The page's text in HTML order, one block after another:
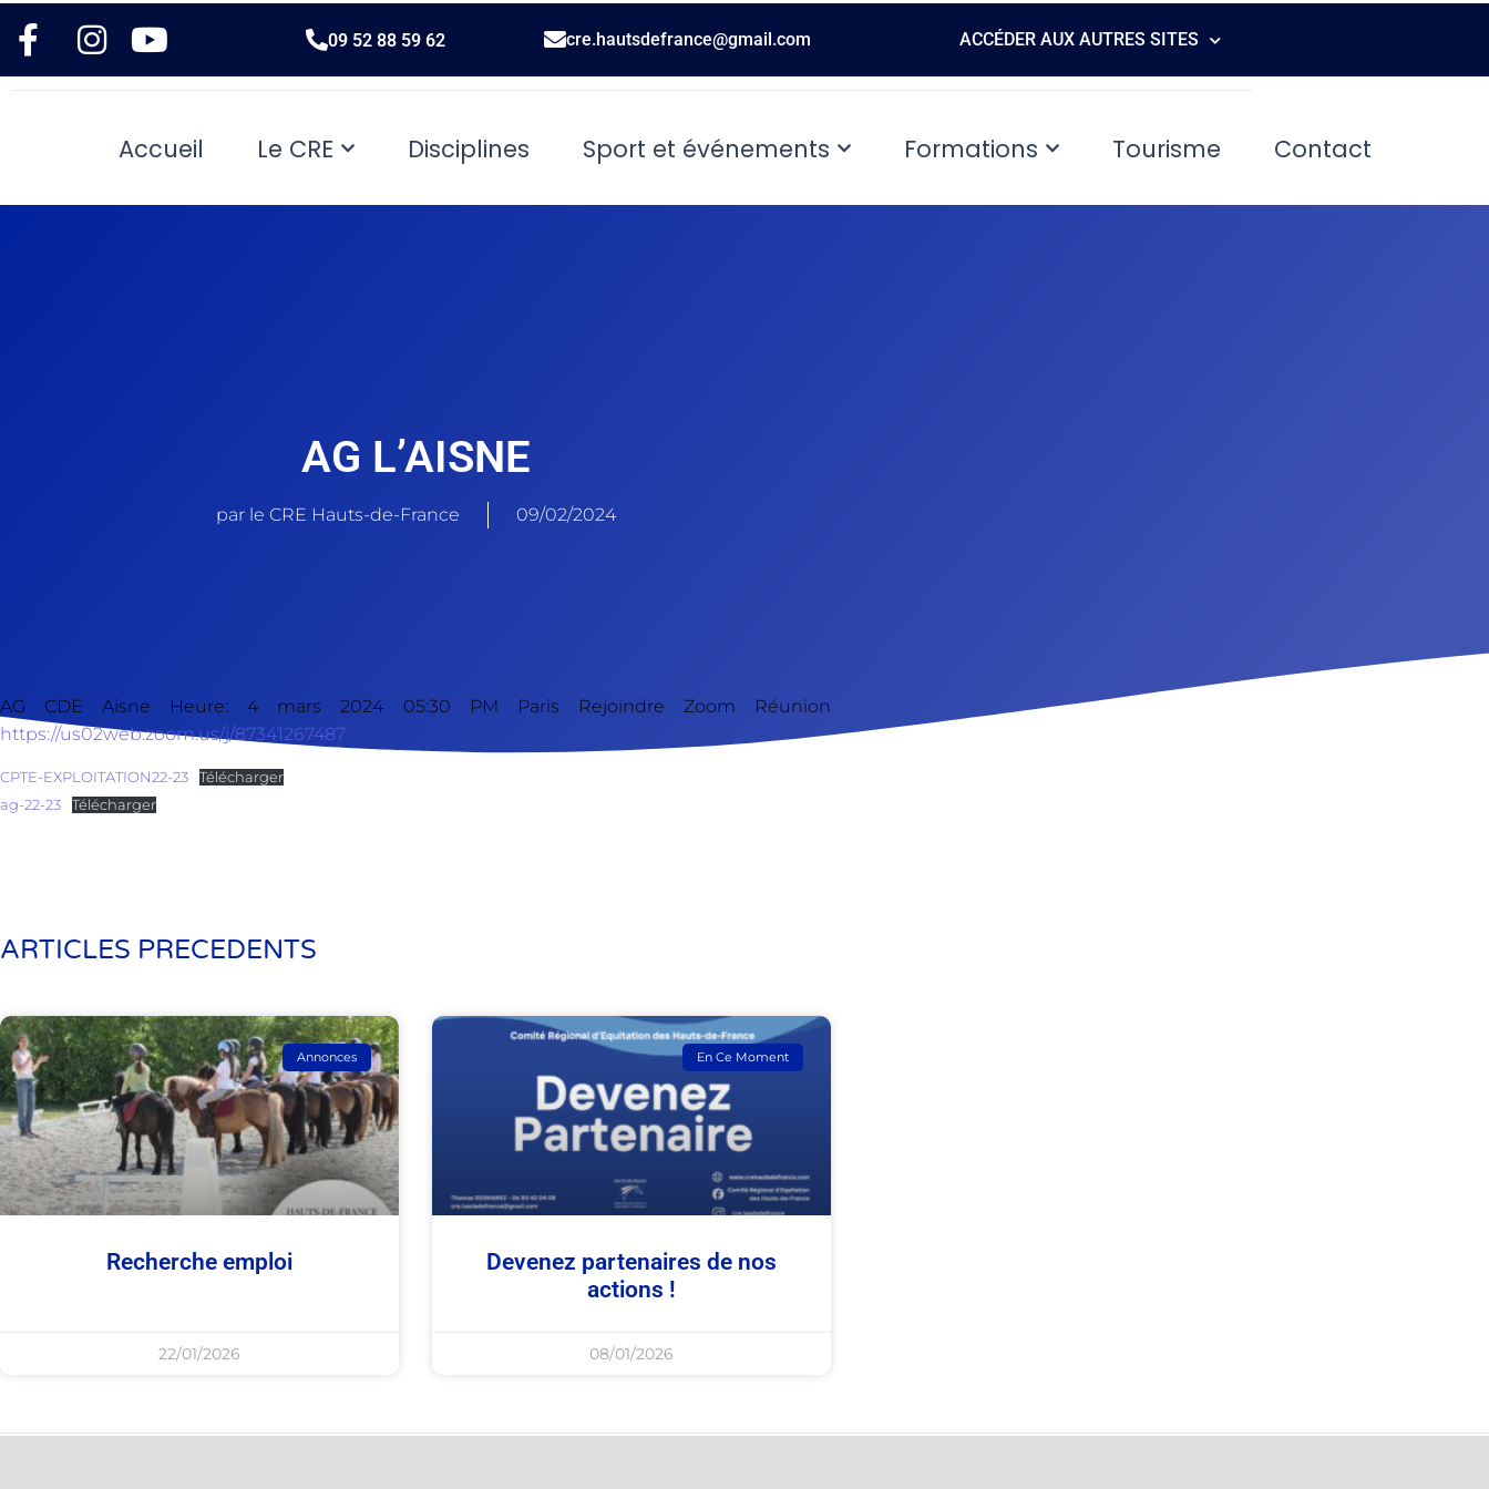
09 52 88 59 62 cre.hautsdefrance@gmail.com ACCÉDER AUX AUTRES SITES
Accueil Le CRE Disciplines Sport et événements Formations Tourisme Contact
AG L’AISNE
par le CRE Hauts-de-France 09/02/2024
AG CDE Aisne Heure: 4 mars 2024 05:30 PM Paris Rejoindre Zoom Réunion
https://us02web.zoom.us/j/87341267487
CPTE-EXPLOITATION22-23
Télécharger
ag-22-23
Télécharger
ARTICLES PRECEDENTS
Annonces
Recherche emploi
22/01/2026
En Ce Moment
Devenez partenaires de nos
actions !
08/01/2026